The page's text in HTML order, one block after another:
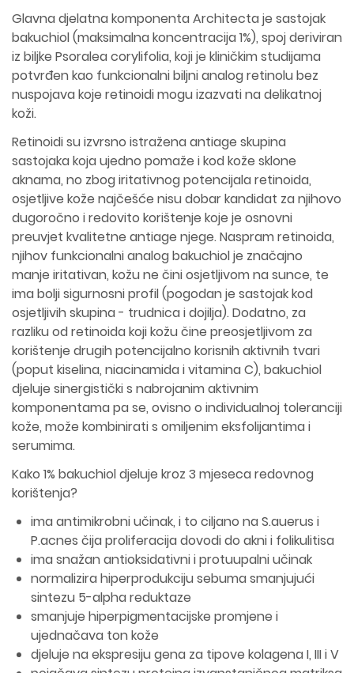
Glavna djelatna komponenta Architecta je sastojak
bakuchiol (maksimalna koncentracija 1%), spoj deriviran
iz biljke Psoralea corylifolia, koji je kliničkim studijama
potvrđen kao funkcionalni biljni analog retinolu bez
nuspojava koje retinoidi mogu izazvati na delikatnoj
koži.
Retinoidi su izvrsno istražena antiage skupina
sastojaka koja ujedno pomaže i kod kože sklone
aknama, no zbog iritativnog potencijala retinoida,
osjetljive kože najčešće nisu dobar kandidat za njihovo
dugoročno i redovito korištenje koje je osnovni
preuvjet kvalitetne antiage njege. Naspram retinoida,
njihov funkcionalni analog bakuchiol je značajno
manje iritativan, kožu ne čini osjetljivom na sunce, te
ima bolji sigurnosni profil (pogodan je sastojak kod
osjetljivih skupina - trudnica i dojilja). Dodatno, za
razliku od retinoida koji kožu čine preosjetljivom za
korištenje drugih potencijalno korisnih aktivnih tvari
(poput kiselina, niacinamida i vitamina C), bakuchiol
djeluje sinergistički s nabrojanim aktivnim
komponentama pa se, ovisno o individualnoj toleranciji
kože, može kombinirati s omiljenim eksfolijantima i
serumima.
Kako 1% bakuchiol djeluje kroz 3 mjeseca redovnog
korištenja?
ima antimikrobni učinak, i to ciljano na S.auerus i
P.acnes čija proliferacija dovodi do akni i folikulitisa
ima snažan antioksidativni i protuupalni učinak
normalizira hiperprodukciju sebuma smanjujući
sintezu 5-alpha reduktaze
smanjuje hiperpigmentacijske promjene i
ujednačava ton kože
djeluje na ekspresiju gena za tipove kolagena I, III i V